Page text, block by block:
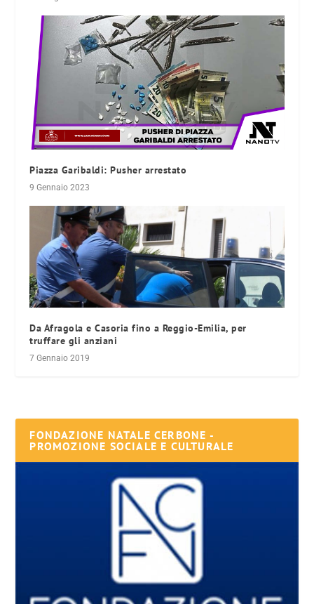
Piazza Garibaldi: Pusher arrestato
9 Gennaio 2023
Da Afragola e Casoria fino a Reggio-Emilia, per
truffare gli anziani
7 Gennaio 2019
FONDAZIONE NATALE CERBONE -
PROMOZIONE SOCIALE E CULTURALE